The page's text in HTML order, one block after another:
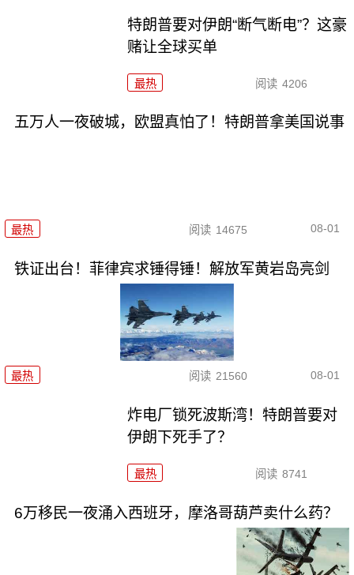
特朗普要对伊朗“断气断电”？这豪
赌让全球买单
最热 阅读 4206
五万人一夜破城，欧盟真怕了！特朗普拿美国说事
最热 阅读 14675 08-01
铁证出台！菲律宾求锤得锤！解放军黄岩岛亮剑
最热 阅读 21560 08-01
炸电厂锁死波斯湾！特朗普要对
伊朗下死手了？
最热 阅读 8741
6万移民一夜涌入西班牙，摩洛哥葫芦卖什么药？